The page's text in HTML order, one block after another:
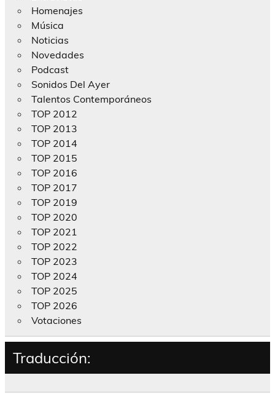
Homenajes
Música
Noticias
Novedades
Podcast
Sonidos Del Ayer
Talentos Contemporáneos
TOP 2012
TOP 2013
TOP 2014
TOP 2015
TOP 2016
TOP 2017
TOP 2019
TOP 2020
TOP 2021
TOP 2022
TOP 2023
TOP 2024
TOP 2025
TOP 2026
Votaciones
Traducción: